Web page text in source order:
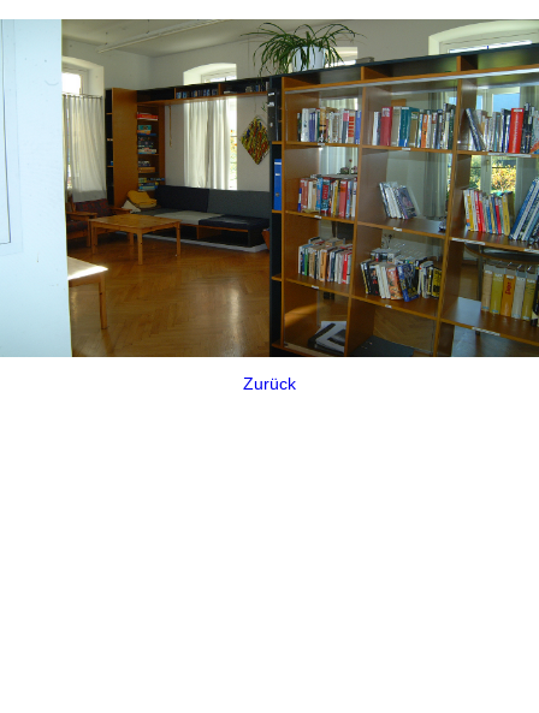
Zurück